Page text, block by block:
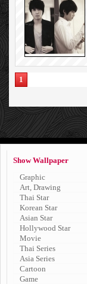
1
Show Wallpaper
Graphic
Art, Drawing
Thai Star
Korean Star
Asian Star
Hollywood Star
Movie
Thai Series
Asia Series
Cartoon
Game